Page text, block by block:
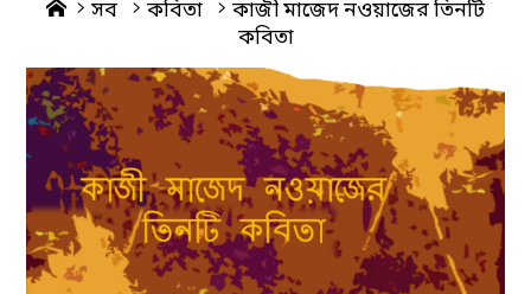
Home
সব কবিতা
কাজী মাজেদ নওয়াজের তিনটি
কবিতা